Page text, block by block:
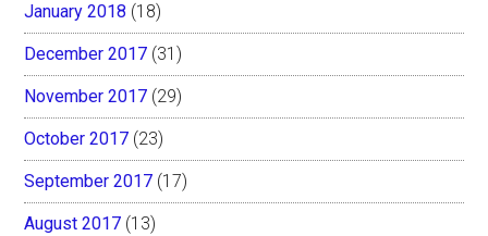
January 2018 (18)
December 2017 (31)
November 2017 (29)
October 2017 (23)
September 2017 (17)
August 2017 (13)